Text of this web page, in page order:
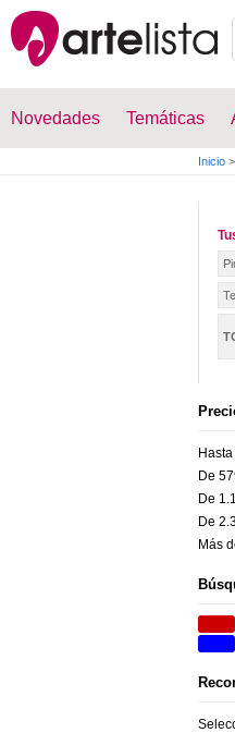
Novedades Temáticas
Inicio >
De
De
De
Más